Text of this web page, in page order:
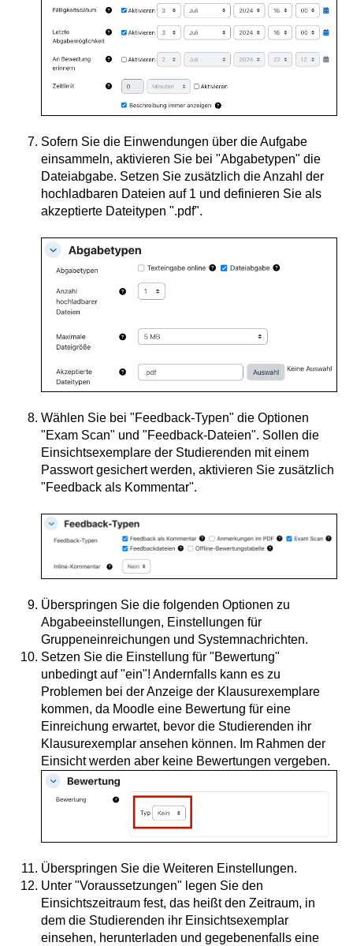
Sofern Sie die Einwendungen über die Aufgabe
einsammeln, aktivieren Sie bei "Abgabetypen" die
Dateiabgabe. Setzen Sie zusätzlich die Anzahl der
hochladbaren Dateien auf 1 und definieren Sie als
akzeptierte Dateitypen ".pdf".
Wählen Sie bei "Feedback-Typen" die Optionen
"Exam Scan" und "Feedback-Dateien". Sollen die
Einsichtsexemplare der Studierenden mit einem
Passwort gesichert werden, aktivieren Sie zusätzlich
"Feedback als Kommentar".
Überspringen Sie die folgenden Optionen zu
Abgabeeinstellungen, Einstellungen für
Gruppeneinreichungen und Systemnachrichten.
Setzen Sie die Einstellung für "Bewertung"
unbedingt auf "ein"! Andernfalls kann es zu
Problemen bei der Anzeige der Klausurexemplare
kommen, da Moodle eine Bewertung für eine
Einreichung erwartet, bevor die Studierenden ihr
Klausurexemplar ansehen können. Im Rahmen der
Einsicht werden aber keine Bewertungen vergeben.
Überspringen Sie die Weiteren Einstellungen.
Unter "Voraussetzungen" legen Sie den
Einsichtszeitraum fest, das heißt den Zeitraum, in
dem die Studierenden ihr Einsichtsexemplar
einsehen, herunterladen und gegebenenfalls eine